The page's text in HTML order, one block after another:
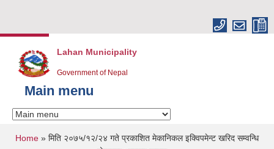
Lahan Municipality
Government of Nepal
Main menu
You are here
Home » मिति २०७५/१२/२४ गते प्रकाशित मेकानिकल इक्विपमेन्ट खरिद सम्वन्धि